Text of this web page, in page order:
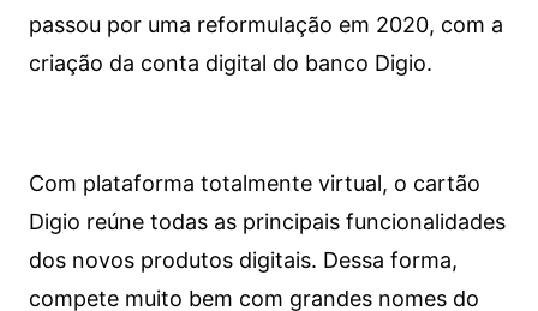
passou por uma reformulação em 2020, com a
criação da conta digital do banco Digio.
Com plataforma totalmente virtual, o cartão
Digio reúne todas as principais funcionalidades
dos novos produtos digitais. Dessa forma,
compete muito bem com grandes nomes do